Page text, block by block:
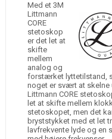
Med et 3M
Littmann
CORE
stetoskop
er det let at
skifte
mellem
analog og
forstærket lyttetilstand,
noget er svært at skelne
Littmann CORE
let at skifte mellem
stetoskopet, men det
bryststykket med et let
lavfrekvente lyde og en